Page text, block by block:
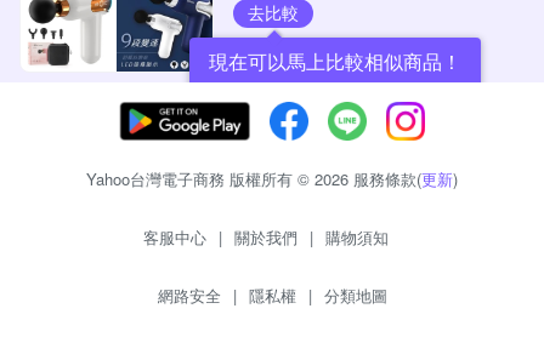
去比較
現在可以馬上比較相似商品！
Yahoo台灣電子商務 版權所有 © 2026 服務條款(更新)
客服中心 | 關於我們 | 購物須知
網路安全 | 隱私權 | 分類地圖